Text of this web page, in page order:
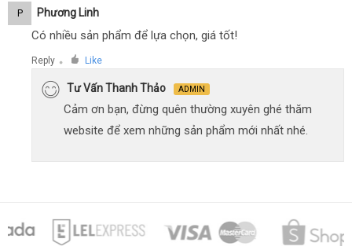
P Phương Linh
Có nhiều sản phẩm để lựa chọn, giá tốt!
Reply ● Like
Tư Vấn Thanh Thảo ADMIN
Cảm ơn bạn, đừng quên thường xuyên ghé thăm
website để xem những sản phẩm mới nhất nhé.